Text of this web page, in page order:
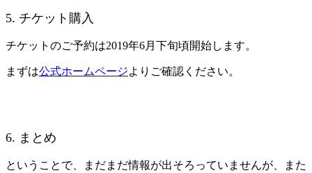
5. チケット購入
チケットのご予約は2019年6月下旬頃開始します。
まずは公式ホームページよりご確認ください。
6. まとめ
ということで、まだまだ情報が出そろっていませんが、また